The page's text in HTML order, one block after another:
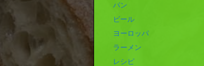
パン
ビール
ヨーロッパ
ラーメン
レシピ